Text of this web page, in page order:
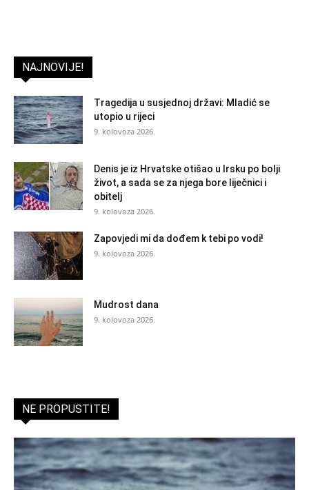
NAJNOVIJE!
Tragedija u susjednoj državi: Mladić se
utopio u rijeci
9. kolovoza 2026.
Denis je iz Hrvatske otišao u Irsku po bolji
život, a sada se za njega bore liječnici i
obitelj
9. kolovoza 2026.
Zapovjedi mi da dođem k tebi po vodi!
9. kolovoza 2026.
Mudrost dana
9. kolovoza 2026.
NE PROPUSTITE!